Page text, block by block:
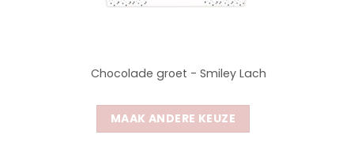
Chocolade groet - Smiley Lach
MAAK ANDERE KEUZE